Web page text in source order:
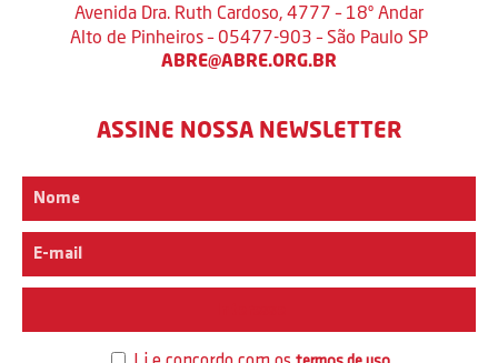
Avenida Dra. Ruth Cardoso, 4777 – 18º Andar
Alto de Pinheiros – 05477-903 – São Paulo SP
ABRE@ABRE.ORG.BR
ASSINE NOSSA NEWSLETTER